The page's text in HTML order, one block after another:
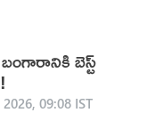
బెస్ట్
09:08 IST